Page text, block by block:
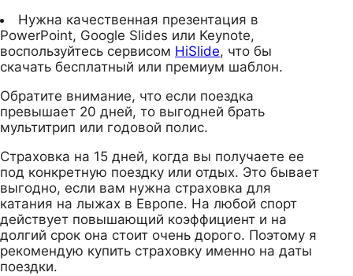
Нужна качественная презентация в
PowerPoint, Google Slides или Keynote,
воспользуйтесь сервисом HiSlide, что бы
скачать бесплатный или премиум шаблон.
Обратите внимание, что если поездка
превышает 20 дней, то выгодней брать
мультитрип или годовой полис.
Страховка на 15 дней, когда вы получаете ее
под конкретную поездку или отдых. Это бывает
выгодно, если вам нужна страховка для
катания на лыжах в Европе. На любой спорт
действует повышающий коэффициент и на
долгий срок она стоит очень дорого. Поэтому я
рекомендую купить страховку именно на даты
поездки.